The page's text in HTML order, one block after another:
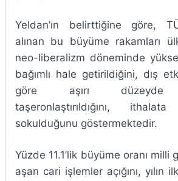
Yeldan’ın belirttiğine göre,
alınan bu büyüme rakamları
neo-liberalizm döneminde
bağımlı hale getirildiğini, dış
göre aşırı düzeyde
taşeronlaştırıldığını,
sokulduğunu göstermektedir.
Yüzde 11.1’lik büyüme oranı milli
aşan cari işlemler açığını, yılın